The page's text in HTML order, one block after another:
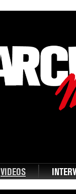
VIDEOS